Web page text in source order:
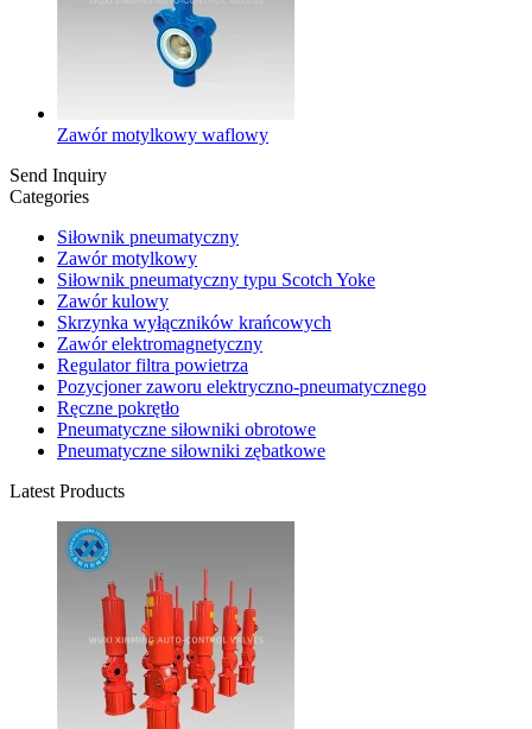
Zawór motylkowy waflowy
Send Inquiry
Categories
Siłownik pneumatyczny
Zawór motylkowy
Siłownik pneumatyczny typu Scotch Yoke
Zawór kulowy
Skrzynka wyłączników krańcowych
Zawór elektromagnetyczny
Regulator filtra powietrza
Pozycjoner zaworu elektryczno-pneumatycznego
Ręczne pokrętło
Pneumatyczne siłowniki obrotowe
Pneumatyczne siłowniki zębatkowe
Latest Products